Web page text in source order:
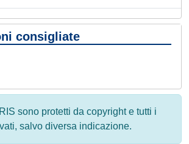
consigliate
sono protetti da copyright e tutti i
salvo diversa indicazione.